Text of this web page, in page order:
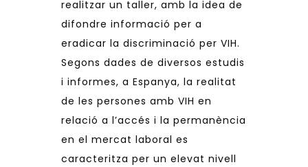
realitzar un taller, amb la idea de
difondre informació per a
eradicar la discriminació per VIH.
Segons dades de diversos estudis
i informes, a Espanya, la realitat
de les persones amb VIH en
relació a l’accés i la permanència
en el mercat laboral es
caracteritza per un elevat nivell